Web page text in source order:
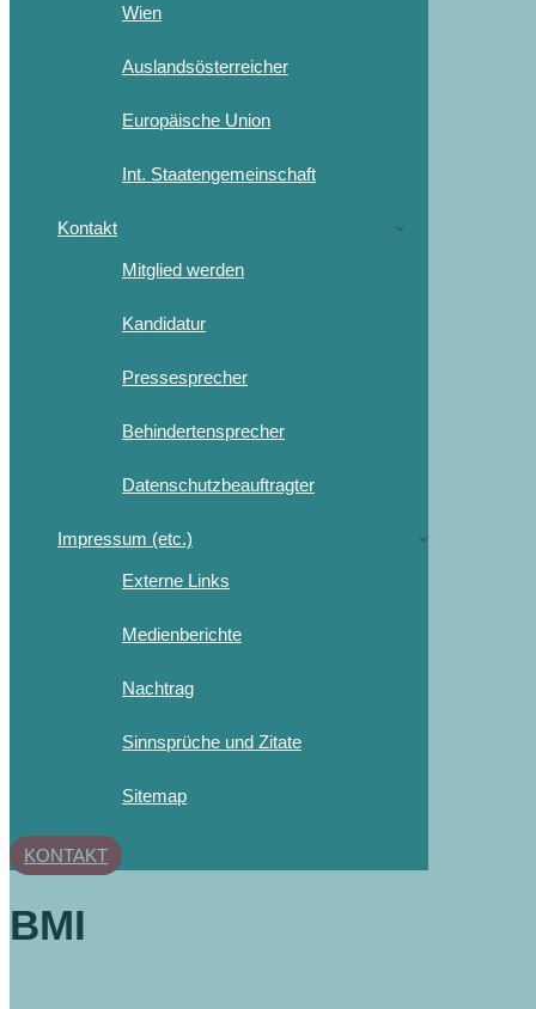
Wien
Auslandsösterreicher
Europäische Union
Int. Staatengemeinschaft
Kontakt
Mitglied werden
Kandidatur
Pressesprecher
Behindertensprecher
Datenschutzbeauftragter
Impressum (etc.)
Externe Links
Medienberichte
Nachtrag
Sinnsprüche und Zitate
Sitemap
KONTAKT
BMI